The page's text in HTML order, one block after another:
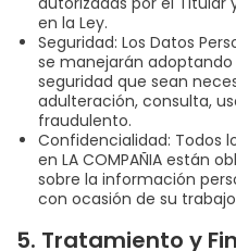
en la Ley.
Seguridad: Los Datos
se manejarán
seguridad que sean
adulteración, consulta,
fraudulento.
Confidencialidad: Todos
en LA COMPAÑIA están
sobre la información
con ocasión de su trabajo
5. Tratamiento y